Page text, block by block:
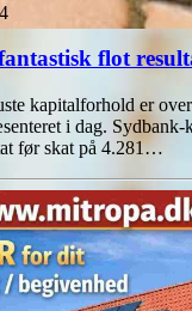
flot
kapitalforhold er
i dag. Sydbank-
før skat på 4.281…